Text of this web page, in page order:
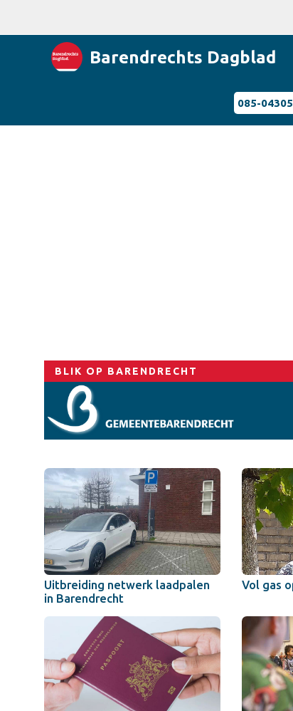
Barendrechts Dagblad
085-
BLIK OP BARENDRECHT
Uitbreiding netwerk laadpalen
in Barendrecht
Vol gas